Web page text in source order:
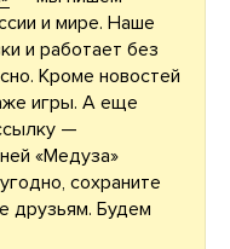
и мире. Наше
и работает без
Кроме новостей
игры. А еще
—
«Медуза»
сохраните
друзьям. Будем